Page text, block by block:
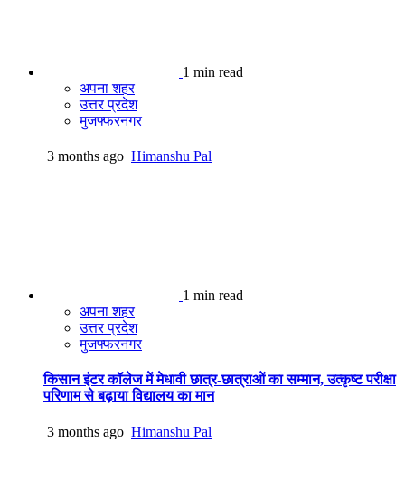
1 min read
अपना शहर
उत्तर प्रदेश
मुजफ्फरनगर
3 months ago Himanshu Pal
1 min read
अपना शहर
उत्तर प्रदेश
मुजफ्फरनगर
किसान इंटर कॉलेज में मेधावी छात्र-छात्राओं का सम्मान, उत्कृष्ट परीक्षा
परिणाम से बढ़ाया विद्यालय का मान
3 months ago Himanshu Pal